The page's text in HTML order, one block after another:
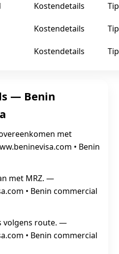
Kostendetails Tip
Kostendetails Tip
Kostendetails Tip
— Benin
met
• Benin
met MRZ. —
• Benin commercial
volgens route. —
• Benin commercial